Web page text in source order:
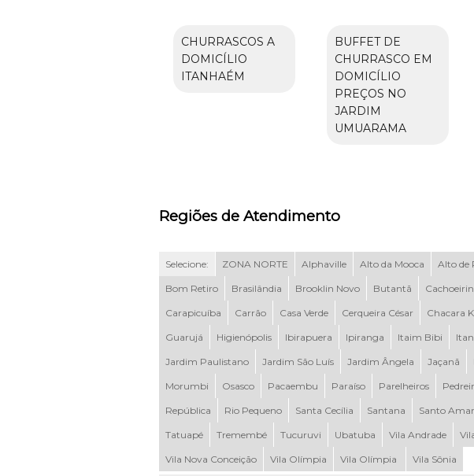
CHURRASCOS A
DOMICÍLIO
ITANHAÉM
BUFFET DE
CHURRASCO EM
DOMICÍLIO
PREÇOS NO
JARDIM
UMUARAMA
Regiões de Atendimento
Selecione: ZONA NORTE Alphaville Alto da Mooca Alto de
Bom Retiro Brasilândia Brooklin Novo Butantã
Carapicuíba Carrão Casa Verde Cerqueira César Chacara
Guarujá Higienópolis Ibirapuera Ipiranga Itaim Bibi
Jardim Paulistano Jardim São Luís Jardim Ângela Jaçanã
Morumbi Osasco Pacaembu Paraíso Parelheiros
República Rio Pequeno Santa Cecília Santana Santo
Tatuapé Tremembé Tucuruvi Ubatuba Vila Andrade
Vila Nova Conceição Vila Olímpia Vila Olímpia Vila Sônia